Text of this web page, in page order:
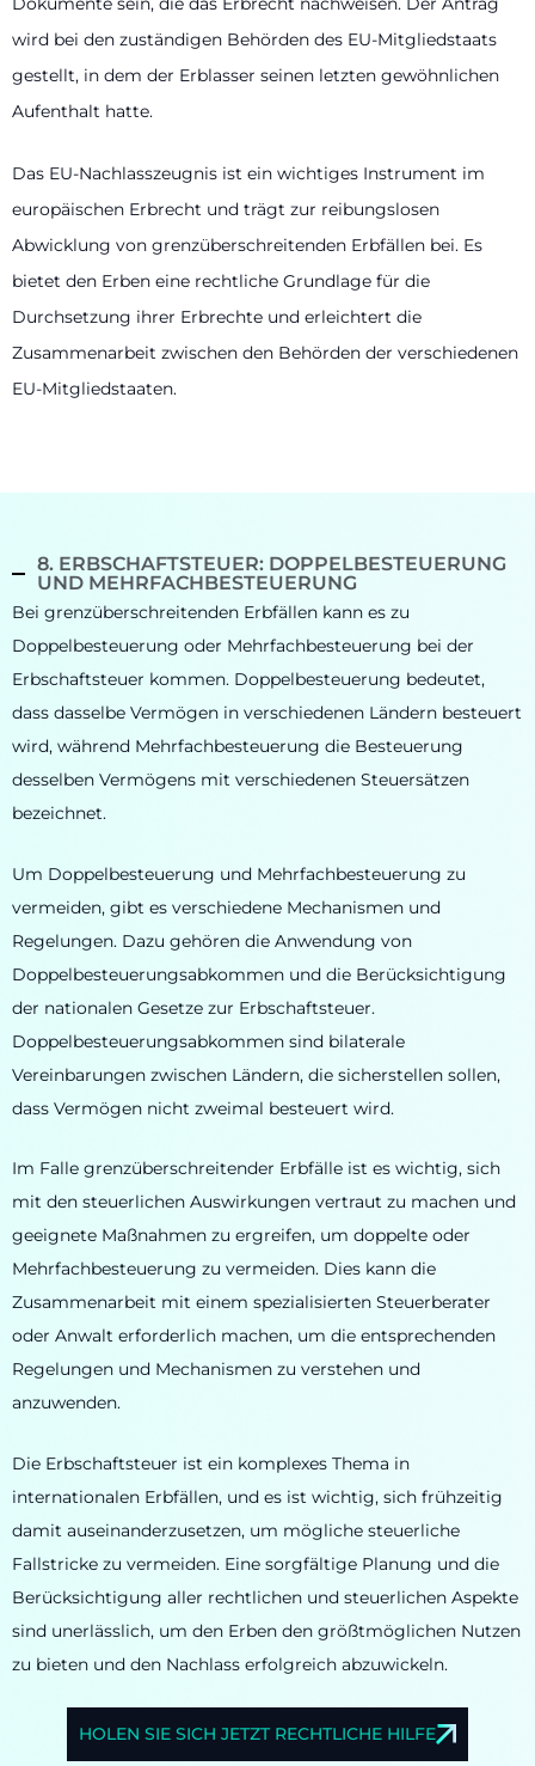
wird bei den zuständigen Behörden des EU-Mitgliedstaats
gestellt, in dem der Erblasser seinen letzten gewöhnlichen
Aufenthalt hatte.
Das EU-Nachlasszeugnis ist ein wichtiges Instrument im
europäischen Erbrecht und trägt zur reibungslosen
Abwicklung von grenzüberschreitenden Erbfällen bei. Es
bietet den Erben eine rechtliche Grundlage für die
Durchsetzung ihrer Erbrechte und erleichtert die
Zusammenarbeit zwischen den Behörden der verschiedenen
EU-Mitgliedstaaten.
8. ERBSCHAFTSTEUER: DOPPELBESTEUERUNG
UND MEHRFACHBESTEUERUNG
Bei grenzüberschreitenden Erbfällen kann es zu
Doppelbesteuerung oder Mehrfachbesteuerung bei der
Erbschaftsteuer kommen. Doppelbesteuerung bedeutet,
dass dasselbe Vermögen in verschiedenen Ländern besteuert
wird, während Mehrfachbesteuerung die Besteuerung
desselben Vermögens mit verschiedenen Steuersätzen
bezeichnet.
Um Doppelbesteuerung und Mehrfachbesteuerung zu
vermeiden, gibt es verschiedene Mechanismen und
Regelungen. Dazu gehören die Anwendung von
Doppelbesteuerungsabkommen und die Berücksichtigung
der nationalen Gesetze zur Erbschaftsteuer.
Doppelbesteuerungsabkommen sind bilaterale
Vereinbarungen zwischen Ländern, die sicherstellen sollen,
dass Vermögen nicht zweimal besteuert wird.
Im Falle grenzüberschreitender Erbfälle ist es wichtig, sich
mit den steuerlichen Auswirkungen vertraut zu machen und
geeignete Maßnahmen zu ergreifen, um doppelte oder
Mehrfachbesteuerung zu vermeiden. Dies kann die
Zusammenarbeit mit einem spezialisierten Steuerberater
oder Anwalt erforderlich machen, um die entsprechenden
Regelungen und Mechanismen zu verstehen und
anzuwenden.
Die Erbschaftsteuer ist ein komplexes Thema in
internationalen Erbfällen, und es ist wichtig, sich frühzeitig
damit auseinanderzusetzen, um mögliche steuerliche
Fallstricke zu vermeiden. Eine sorgfältige Planung und die
Berücksichtigung aller rechtlichen und steuerlichen Aspekte
sind unerlässlich, um den Erben den größtmöglichen Nutzen
zu bieten und den Nachlass erfolgreich abzuwickeln.
HOLEN SIE SICH JETZT RECHTLICHE HILFE